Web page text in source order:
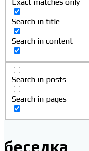
Exact matches only
Search in title
Search in content
Search in posts
Search in pages
беседка